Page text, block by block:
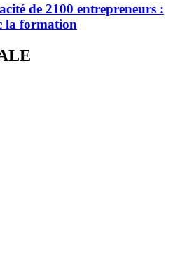
de 2100 entrepreneurs :
la formation